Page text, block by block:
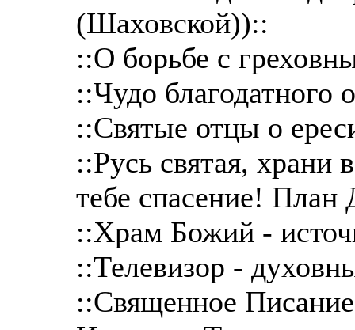
(Шаховской))::
::О борьбе с
::Чудо благодатного
::Святые отцы о
::Русь святая, храни
тебе спасение!
::Храм Божий -
::Телевизор -
::Священное Писание